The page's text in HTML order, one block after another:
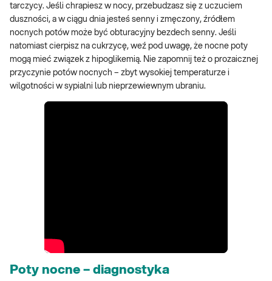
tarczycy. Jeśli chrapiesz w nocy, przebudzasz się z uczuciem
duszności, a w ciągu dnia jesteś senny i zmęczony, źródłem
nocnych potów może być obturacyjny bezdech senny. Jeśli
natomiast cierpisz na cukrzycę, weź pod uwagę, że nocne poty
mogą mieć związek z hipoglikemią. Nie zapomnij też o prozaicznej
przyczynie potów nocnych – zbyt wysokiej temperaturze i
wilgotności w sypialni lub nieprzewiewnym ubraniu.
Poty nocne – diagnostyka